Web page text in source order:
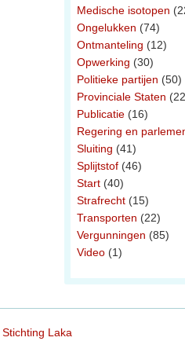
Medische isotopen
Ongelukken (74)
Ontmanteling (12)
Opwerking (30)
Politieke partijen (50)
Provinciale Staten
Publicatie (16)
Regering en
Sluiting (41)
Splijtstof (46)
Start (40)
Strafrecht (15)
Transporten (22)
Vergunningen (85)
Video (1)
Stichting Laka